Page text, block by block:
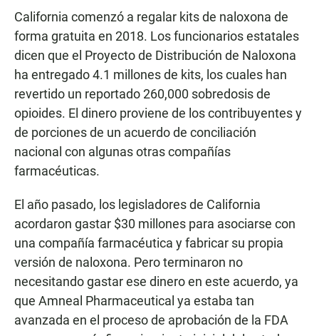
California comenzó a regalar kits de naloxona de
forma gratuita en 2018. Los funcionarios estatales
dicen que el Proyecto de Distribución de Naloxona
ha entregado 4.1 millones de kits, los cuales han
revertido un reportado 260,000 sobredosis de
opioides. El dinero proviene de los contribuyentes y
de porciones de un acuerdo de conciliación
nacional con algunas otras compañías
farmacéuticas.
El año pasado, los legisladores de California
acordaron gastar $30 millones para asociarse con
una compañía farmacéutica y fabricar su propia
versión de naloxona. Pero terminaron no
necesitando gastar ese dinero en este acuerdo, ya
que Amneal Pharmaceutical ya estaba tan
avanzada en el proceso de aprobación de la FDA